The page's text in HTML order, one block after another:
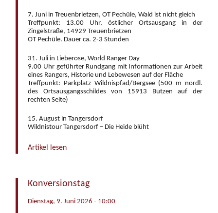
7. Juni in Treuenbrietzen, OT Pechüle, Wald ist nicht gleich
Treffpunkt: 13.00 Uhr, östlicher Ortsausgang in der
Zingelstraße, 14929 Treuenbrietzen
OT Pechüle. Dauer ca. 2-3 Stunden
31. Juli in Lieberose, World Ranger Day
9.00 Uhr geführter Rundgang mit Informationen zur Arbeit
eines Rangers, Historie und Lebewesen auf der Fläche
Treffpunkt: Parkplatz Wildnispfad/Bergsee (500 m nördl.
des Ortsausgangsschildes von 15913 Butzen auf der
rechten Seite)
15. August in Tangersdorf
Wildnistour Tangersdorf – Die Heide blüht
Artikel lesen
Konversionstag
Dienstag, 9. Juni 2026 - 10:00